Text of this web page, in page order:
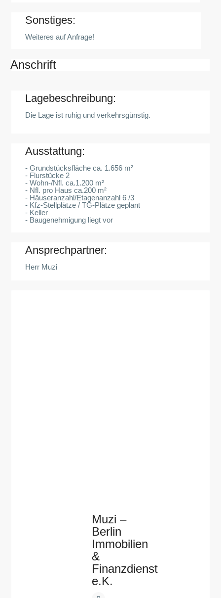
Sonstiges:
Weiteres auf Anfrage!
Anschrift
Lagebeschreibung:
Die Lage ist ruhig und verkehrsgünstig.
Ausstattung:
- Grundstücksfläche ca. 1.656 m²
- Flurstücke 2
- Wohn-/Nfl. ca.1.200 m²
- Nfl. pro Haus ca.200 m²
- Häuseranzahl/Etagenanzahl 6 /3
- Kfz-Stellplätze / TG-Plätze geplant
- Keller
- Baugenehmigung liegt vor
Ansprechpartner:
Herr Muzi
Muzi –
Berlin
Immobilien
&
Finanzdienst
e.K.